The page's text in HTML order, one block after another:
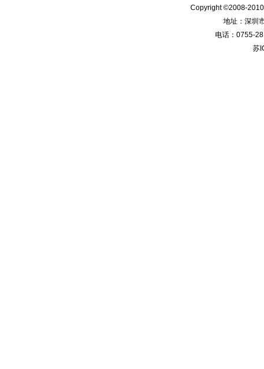
Copyright ©2008-
地址：深圳
电话：0755-
苏